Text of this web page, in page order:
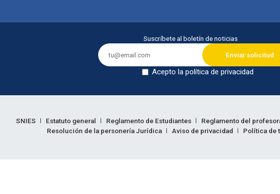
Suscríbete al boletín de noticias
Acepto la política de privacidad
legales
SNIES Estatuto general Reglamento de Estudiantes Reglamento del
Resolución de la personería Jurídica
Aviso de privacidad Política de